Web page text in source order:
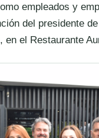
empleados y
del presidente
el Restaurante